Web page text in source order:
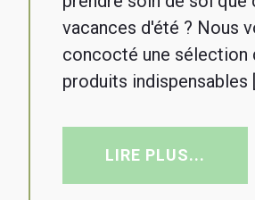
vacances d'été ? Nous
concocté une sélection
produits indispensables
LIRE PLUS...